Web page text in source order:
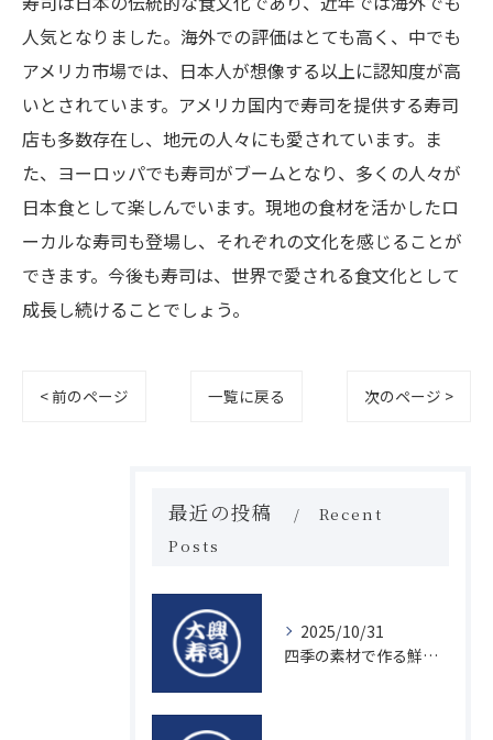
人気となりました。海外での評価はとても高く、中でも
アメリカ市場では、日本人が想像する以上に認知度が高
いとされています。アメリカ国内で寿司を提供する寿司
店も多数存在し、地元の人々にも愛されています。ま
た、ヨーロッパでも寿司がブームとなり、多くの人々が
日本食として楽しんでいます。現地の食材を活かしたロ
ーカルな寿司も登場し、それぞれの文化を感じることが
できます。今後も寿司は、世界で愛される食文化として
成長し続けることでしょう。
< 前のページ 一覧に戻る 次のページ >
最近の投稿
Recent
Posts
2025/10/31
四季の素材で作る鮮度抜群の握り寿司の魅力